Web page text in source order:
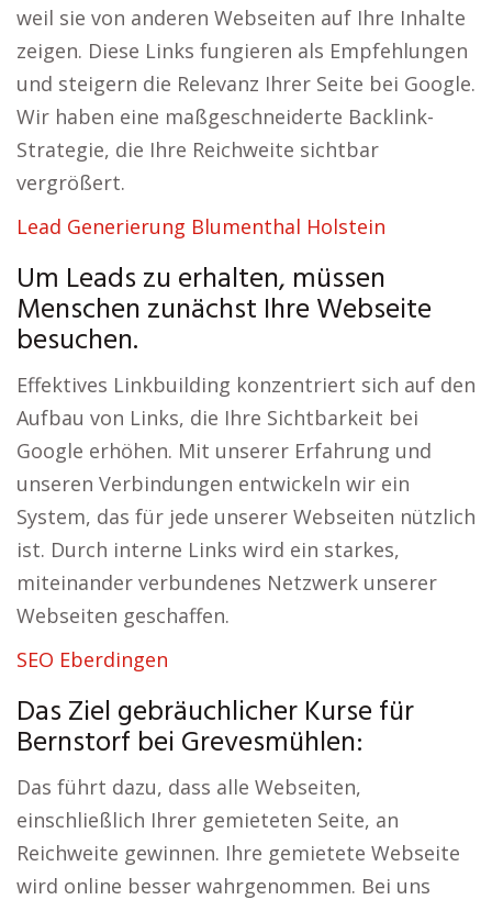
weil sie von anderen Webseiten auf Ihre Inhalte
zeigen. Diese Links fungieren als Empfehlungen
und steigern die Relevanz Ihrer Seite bei Google.
Wir haben eine maßgeschneiderte Backlink-
Strategie, die Ihre Reichweite sichtbar
vergrößert.
Lead Generierung Blumenthal Holstein
Um Leads zu erhalten, müssen
Menschen zunächst Ihre Webseite
besuchen.
Effektives Linkbuilding konzentriert sich auf den
Aufbau von Links, die Ihre Sichtbarkeit bei
Google erhöhen. Mit unserer Erfahrung und
unseren Verbindungen entwickeln wir ein
System, das für jede unserer Webseiten nützlich
ist. Durch interne Links wird ein starkes,
miteinander verbundenes Netzwerk unserer
Webseiten geschaffen.
SEO Eberdingen
Das Ziel gebräuchlicher Kurse für
Bernstorf bei Grevesmühlen:
Das führt dazu, dass alle Webseiten,
einschließlich Ihrer gemieteten Seite, an
Reichweite gewinnen. Ihre gemietete Webseite
wird online besser wahrgenommen. Bei uns